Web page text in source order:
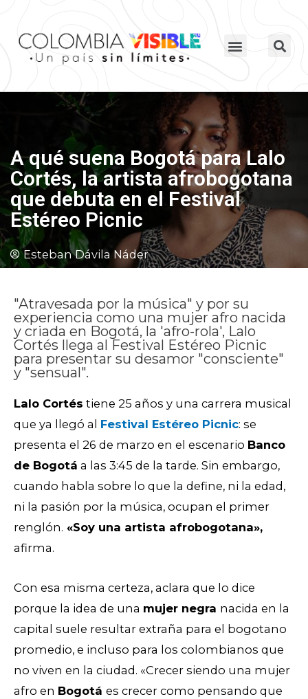
A qué suena Bogotá para Lalo
Cortés, la artista afrobogotana
que debuta en el Festival
Estéreo Picnic
Esteban Dávila Náder
"Atravesada por la música" y por su
experiencia como una mujer afro nacida
y criada en Bogotá, la 'afro-rola', Lalo
Cortés llega al Festival Estéreo Picnic
para presentar su desamor "consciente"
y "sensual".
Lalo Cortés tiene 25 años y una carrera musical
que ya llegó al Festival Estéreo Picnic: se
presenta el 26 de marzo en el escenario Banco
de Bogotá a las 3:45 de la tarde. Sin embargo,
cuando habla sobre lo que la define, ni la edad,
ni la pasión por la música, ocupan el primer
renglón. «Soy una artista afrobogotana»,
afirma.
Con esa misma certeza, aclara que lo dice
porque la idea de una mujer negra nacida en la
capital suele resultar extraña para el bogotano
promedio, e incluso para los colombianos que
no viven en la ciudad. «Crecer siendo una mujer
afro en Bogotá es crecer como pensando que